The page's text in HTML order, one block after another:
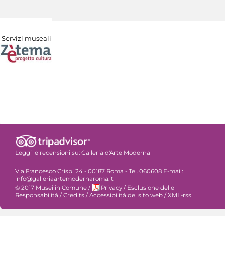
Servizi museali
Leggi le recensioni su: Galleria d'Arte Moderna
Via Francesco Crispi 24 - 00187 Roma - Tel. 060608 E-mail:
info@galleriaartemodernaroma.it
© 2017 Musei in Comune / Privacy / Esclusione delle
Responsabilità /Credits /Accessibilità del sito web /XML-rss